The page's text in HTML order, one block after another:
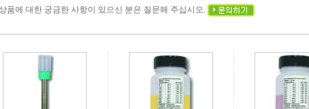
품에 대한 궁금한 사항이 있으신 분은 질문해 주십시오.